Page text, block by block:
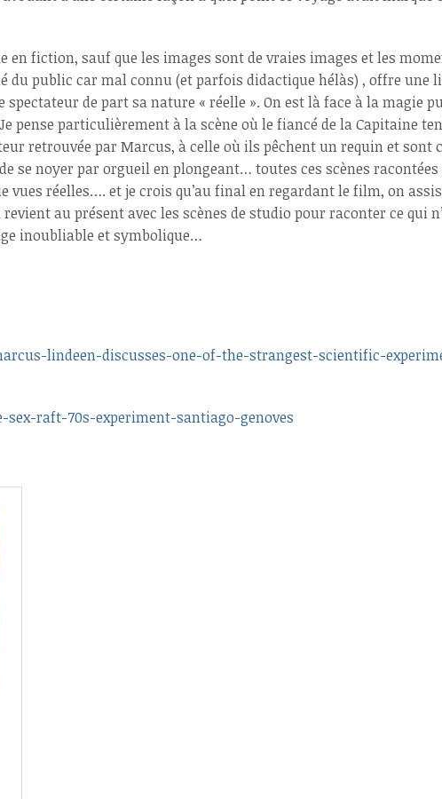
en fiction, sauf que les images sont de vraies images et les
du public car mal connu (et parfois didactique hélàs) , offre une
de part sa nature « réelle ». On est là face à la magie
pense particulièrement à la scène où le fiancé de la Capitaine
retrouvée par Marcus, à celle où ils pêchent un requin et sont
se noyer par orgueil en plongeant… toutes ces scènes racontées
réelles…. et je crois qu’au final en regardant le film, on
au présent avec les scènes de studio pour raconter ce qui
inoubliable et symbolique…
lindeen-discusses-one-of-the-strangest-scientific-
raft-70s-experiment-santiago-genoves